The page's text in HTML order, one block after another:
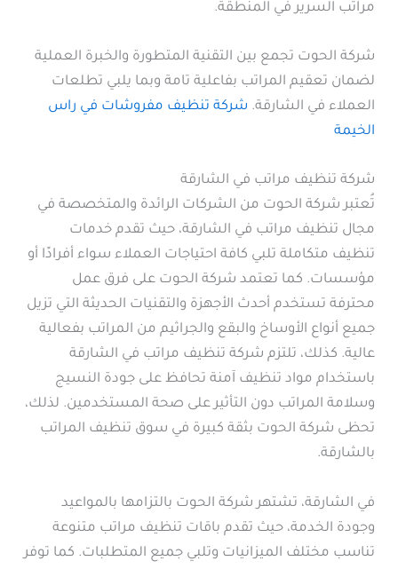
مراتب السرير في المنطقة.
شركة الحوت تجمع بين التقنية المتطورة والخبرة العملية
لضمان تعقيم المراتب بفاعلية تامة وبما يلبي تطلعات
العملاء في الشارقة. شركة تنظيف مفروشات في راس
الخيمة
شركة تنظيف مراتب في الشارقة
تُعتبر شركة الحوت من الشركات الرائدة والمتخصصة في
مجال تنظيف مراتب في الشارقة، حيث تقدم خدمات
تنظيف متكاملة تلبي كافة احتياجات العملاء سواء أفرادًا أو
مؤسسات. كما تعتمد شركة الحوت على فرق عمل
محترفة تستخدم أحدث الأجهزة والتقنيات الحديثة التي تزيل
جميع أنواع الأوساخ والبقع والجراثيم من المراتب بفعالية
عالية. كذلك، تلتزم شركة تنظيف مراتب في الشارقة
باستخدام مواد تنظيف آمنة تحافظ على جودة النسيج
وسلامة المراتب دون التأثير على صحة المستخدمين. لذلك،
تحظى شركة الحوت بثقة كبيرة في سوق تنظيف المراتب
بالشارقة.
في الشارقة، تشتهر شركة الحوت بالتزامها بالمواعيد
وجودة الخدمة، حيث تقدم باقات تنظيف مراتب متنوعة
تناسب مختلف الميزانيات وتلبي جميع المتطلبات. كما توفر